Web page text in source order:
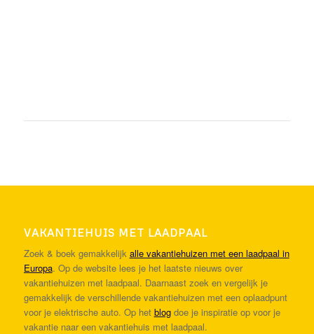
VAKANTIEHUIS MET LAADPAAL
Zoek & boek gemakkelijk alle vakantiehuizen met een laadpaal in
Europa. Op de website lees je het laatste nieuws over
vakantiehuizen met laadpaal. Daarnaast zoek en vergelijk je
gemakkelijk de verschillende vakantiehuizen met een oplaadpunt
voor je elektrische auto. Op het blogdoe je inspiratie op voor je
vakantie naar een vakantiehuis met laadpaal.